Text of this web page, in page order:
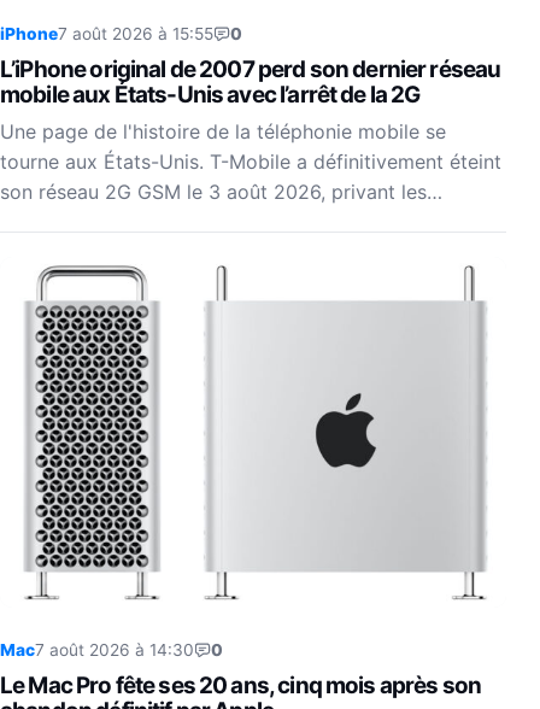
iPhone7 août 2026 à 15:55 0
L’iPhone original de 2007 perd son dernier réseau
mobile aux États-Unis avec l’arrêt de la 2G
Une page de l'histoire de la téléphonie mobile se
tourne aux États-Unis. T-Mobile a définitivement éteint
son réseau 2G GSM le 3 août 2026, privant les…
Mac7 août 2026 à 14:30 0
Le Mac Pro fête ses 20 ans, cinq mois après son